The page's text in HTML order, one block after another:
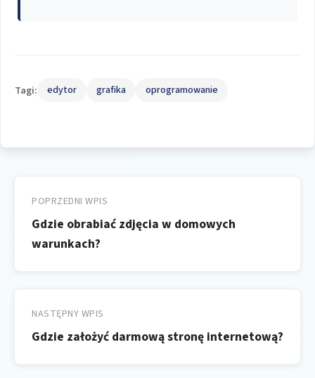
Tagi: edytor grafika oprogramowanie
wpisu
POPRZEDNI WPIS
Gdzie obrabiać zdjęcia w domowych
warunkach?
NASTĘPNY WPIS
Gdzie założyć darmową stronę internetową?